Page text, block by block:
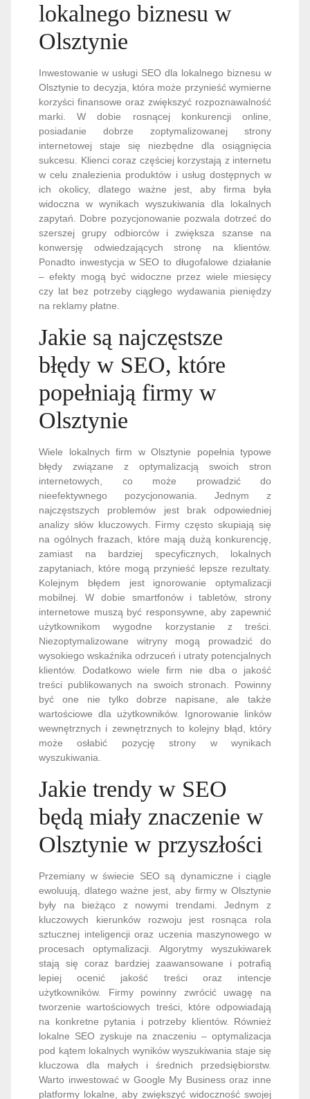
lokalnego biznesu w
Olsztynie
Inwestowanie w usługi SEO dla lokalnego biznesu w
Olsztynie to decyzja, która może przynieść wymierne
korzyści finansowe oraz zwiększyć rozpoznawalność
marki. W dobie rosnącej konkurencji online,
posiadanie dobrze zoptymalizowanej strony
internetowej staje się niezbędne dla osiągnięcia
sukcesu. Klienci coraz częściej korzystają z internetu
w celu znalezienia produktów i usług dostępnych w
ich okolicy, dlatego ważne jest, aby firma była
widoczna w wynikach wyszukiwania dla lokalnych
zapytań. Dobre pozycjonowanie pozwala dotrzeć do
szerszej grupy odbiorców i zwiększa szanse na
konwersję odwiedzających stronę na klientów.
Ponadto inwestycja w SEO to długofalowe działanie
– efekty mogą być widoczne przez wiele miesięcy
czy lat bez potrzeby ciągłego wydawania pieniędzy
na reklamy płatne.
Jakie są najczęstsze
błędy w SEO, które
popełniają firmy w
Olsztynie
Wiele lokalnych firm w Olsztynie popełnia typowe
błędy związane z optymalizacją swoich stron
internetowych, co może prowadzić do
nieefektywnego pozycjonowania. Jednym z
najczęstszych problemów jest brak odpowiedniej
analizy słów kluczowych. Firmy często skupiają się
na ogólnych frazach, które mają dużą konkurencję,
zamiast na bardziej specyficznych, lokalnych
zapytaniach, które mogą przynieść lepsze rezultaty.
Kolejnym błędem jest ignorowanie optymalizacji
mobilnej. W dobie smartfonów i tabletów, strony
internetowe muszą być responsywne, aby zapewnić
użytkownikom wygodne korzystanie z treści.
Niezoptymalizowane witryny mogą prowadzić do
wysokiego wskaźnika odrzuceń i utraty potencjalnych
klientów. Dodatkowo wiele firm nie dba o jakość
treści publikowanych na swoich stronach. Powinny
być one nie tylko dobrze napisane, ale także
wartościowe dla użytkowników. Ignorowanie linków
wewnętrznych i zewnętrznych to kolejny błąd, który
może osłabić pozycję strony w wynikach
wyszukiwania.
Jakie trendy w SEO
będą miały znaczenie w
Olsztynie w przyszłości
Przemiany w świecie SEO są dynamiczne i ciągle
ewoluują, dlatego ważne jest, aby firmy w Olsztynie
były na bieżąco z nowymi trendami. Jednym z
kluczowych kierunków rozwoju jest rosnąca rola
sztucznej inteligencji oraz uczenia maszynowego w
procesach optymalizacji. Algorytmy wyszukiwarek
stają się coraz bardziej zaawansowane i potrafią
lepiej ocenić jakość treści oraz intencje
użytkowników. Firmy powinny zwrócić uwagę na
tworzenie wartościowych treści, które odpowiadają
na konkretne pytania i potrzeby klientów. Również
lokalne SEO zyskuje na znaczeniu – optymalizacja
pod kątem lokalnych wyników wyszukiwania staje się
kluczowa dla małych i średnich przedsiębiorstw.
Warto inwestować w Google My Business oraz inne
platformy lokalne, aby zwiększyć widoczność swojej